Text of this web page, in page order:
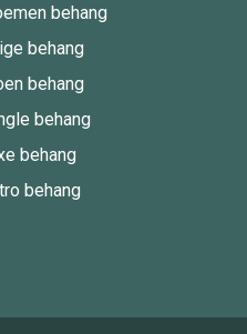
behang
behang
behang
behang
behang
behang